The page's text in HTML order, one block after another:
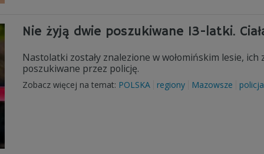
Nie żyją dwie poszukiwane 13-latki.
Nastolatki zostały znalezione w wołomińskim lesie, ich
poszukiwane przez policję.
Zobacz więcej na temat: POLSKA regiony Mazowsze policja